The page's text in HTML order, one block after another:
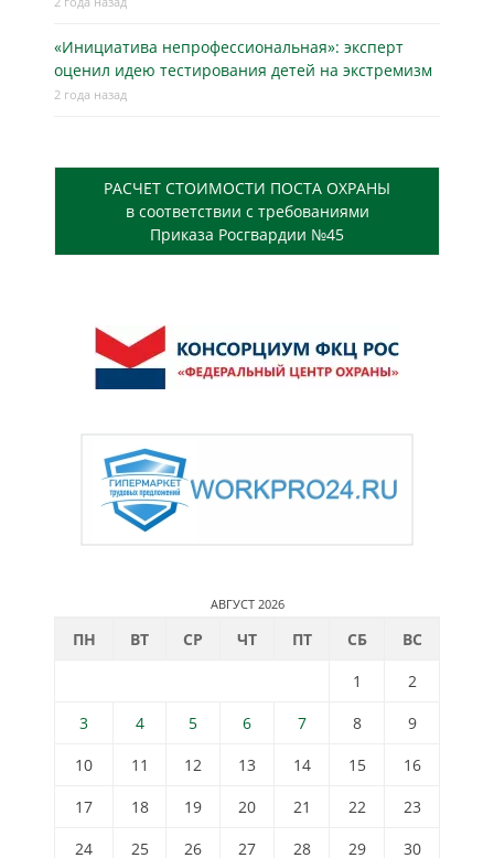
«Инициатива непрофессиональная»: эксперт
оценил идею тестирования детей на экстремизм
2 года назад
РАСЧЕТ СТОИМОСТИ ПОСТА ОХРАНЫ
в соответствии с требованиями
Приказа Росгвардии №45
АВГУСТ 2026
ПН ВТ СР ЧТ ПТ СБ
ВС
1
2
3
4 5 6 7 8
9
10
11 12 13 14 15
16
17
18 19 20 21 22
23
24
25 26 27 28 29
30